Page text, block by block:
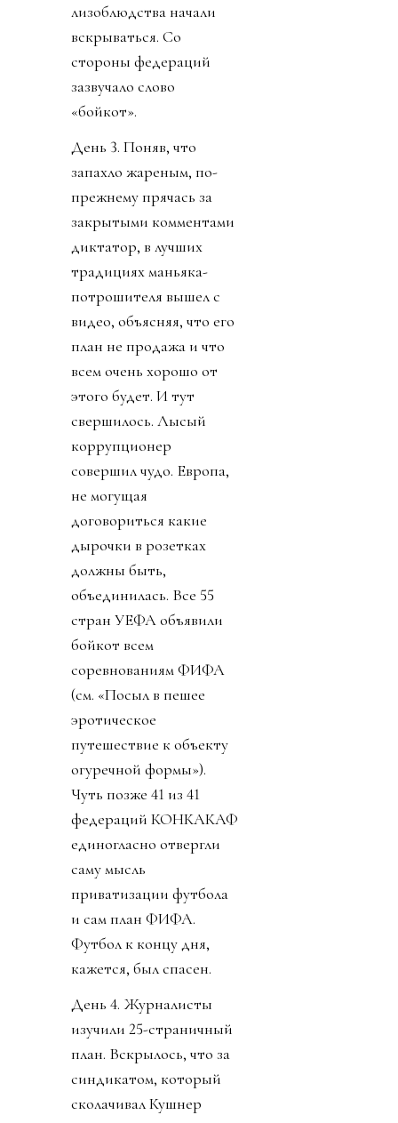
лизоблюдства начали
вскрываться. Со
стороны федераций
зазвучало слово
«бойкот».
День 3. Поняв, что
запахло жареным, по-
прежнему прячась за
закрытыми комментами
диктатор, в лучших
традициях маньяка-
потрошителя вышел с
видео, объясняя, что его
план не продажа и что
всем очень хорошо от
этого будет. И тут
свершилось. Лысый
коррупционер
совершил чудо. Европа,
не могущая
договориться какие
дырочки в розетках
должны быть,
объединилась. Все 55
стран УЕФА объявили
бойкот всем
соревнованиям ФИФА
(см. «Посыл в пешее
эротическое
путешествие к объекту
огуречной формы»).
Чуть позже 41 из 41
федераций КОНКАКАФ
единогласно отвергли
саму мысль
приватизации футбола
и сам план ФИФА.
Футбол к концу дня,
кажется, был спасен.
День 4. Журналисты
изучили 25-страничный
план. Вскрылось, что за
синдикатом, который
сколачивал Кушнер